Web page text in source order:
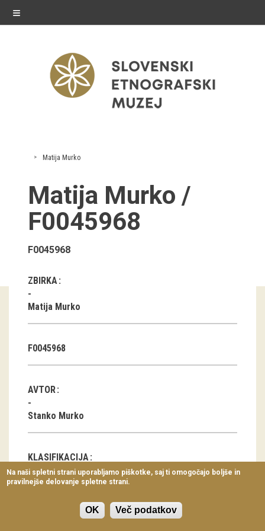
≡
razstave
Stalne razstave
Občasne razstave
Gostovanja
E-razstave
Virtualni sprehodi
Razstavni projekti
Napovednik
Arhiv razstav
Koledar dogodkov
Prireditve
Predavanja
Delavnice
Vodeni ogledi
Matija Murko
Matija Murko /
F0045968
F0045968
ZBIRKA
Matija Murko
F0045968
AVTOR
Stanko Murko
KLASIFIKACIJA
Javna stavba, javni prostor
Na naši spletni strani uporabljamo piškotke, saj ti omogočajo boljše in
pravilnejše delovanje spletne strani.
OK Več podatkov